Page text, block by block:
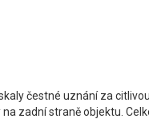
čestné uznání za
zadní straně objektu.